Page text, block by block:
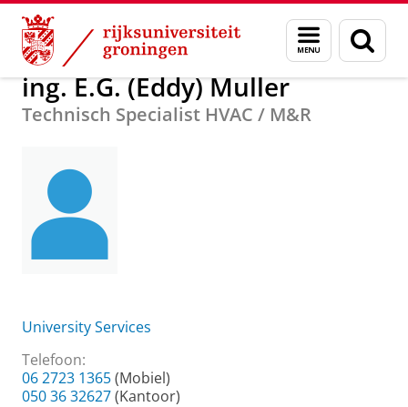
Skip
Content
Skip
Navigation
Menu
en
zoeken
Over ons ing. E.G. (Eddy) Muller
ing. E.G. (Eddy) Muller
Technisch Specialist HVAC / M&R
University Services
Telefoon:
06 2723 1365(Mobiel)
050 36 32627(Kantoor)